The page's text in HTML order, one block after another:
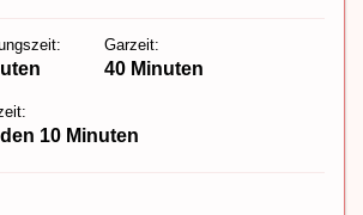
Garzeit:
40 Minuten
10 Minuten